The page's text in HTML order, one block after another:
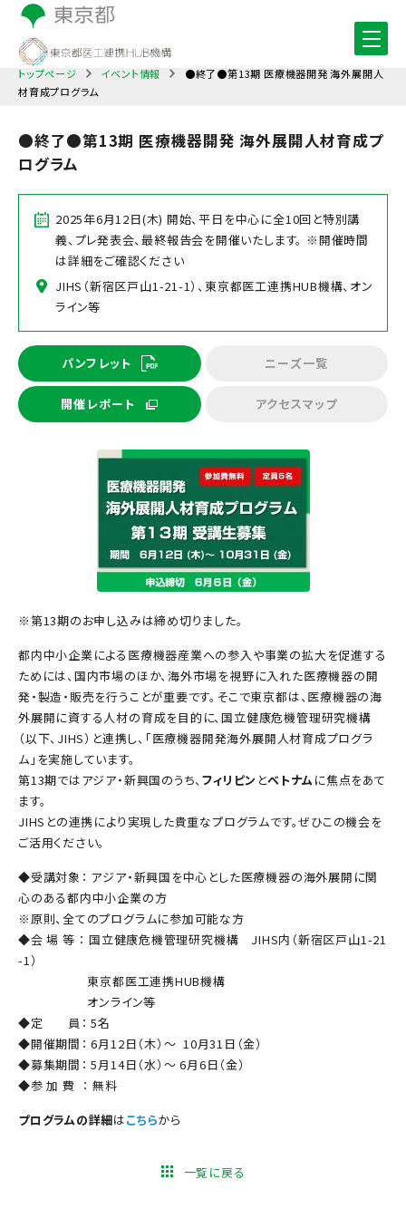
トップページ イベント情報
●終了●第13期 医療機器開発 海外展開人
材育成プログラム
●終了●第13期 医療機器開発 海外展開人材育成プ
ログラム
2025年6月12日(木) 開始、平日を中心に全10回と特別講
義、プレ発表会、最終報告会を開催いたします。 ※開催時間
は詳細をご確認ください
JIHS（新宿区戸山1-21-1）、東京都医工連携HUB機構、オン
ライン等
パンフレット ニーズ一覧
開催レポート アクセスマップ
※第13期のお申し込みは締め切りました。
都内中小企業による医療機器産業への参入や事業の拡大を促進する
ためには、国内市場のほか、海外市場を視野に入れた医療機器の開
発・製造・販売を行うことが重要です。そこで東京都は、医療機器の海
外展開に資する人材の育成を目的に、国立健康危機管理研究機構
（以下、JIHS）と連携し、「医療機器開発海外展開人材育成プログラ
ム」を実施しています。
第13期ではアジア・新興国のうち、フィリピン とベトナムに焦点をあて
ます。
JIHSとの連携により実現した貴重なプログラムです。ぜひこの機会を
ご活用ください。
◆受講対象： アジア・新興国を中心とした医療機器の海外展開に関
心のある都内中小企業の方
※原則、全てのプログラムに参加可能な方
◆会 場 等 ： 国立健康危機管理研究機構 JIHS内（新宿区戸山1-21
-1）
東京都医工連携HUB機構
オンライン等
◆定 員： 5名
◆開催期間： 6月12日（木）～ 10月31日（金）
◆募集期間： 5月14日（水）～ 6月6日（金）
◆参 加 費 ： 無料
プログラムの詳細はこちらから
一覧に戻る